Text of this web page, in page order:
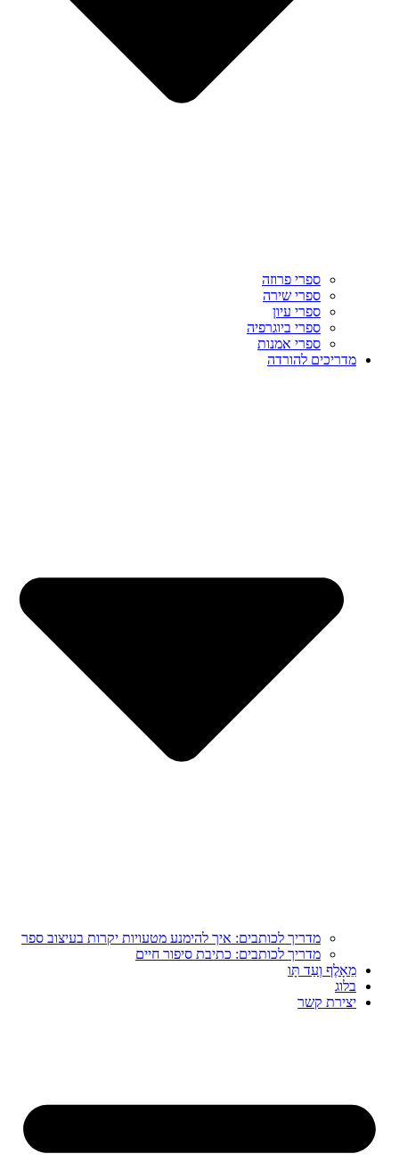
ספרי פרוזה
ספרי שירה
ספרי עיון
ספרי ביוגרפיה
ספרי אמנות
מדריכים להורדה
מדריך לכותבים: איך להימנע מטעויות יקרות בעיצוב ספר
מדריך לכותבים: כתיבת סיפור חיים
מֵאָלֶף וְעַד תָּו
בלוג
יצירת קשר